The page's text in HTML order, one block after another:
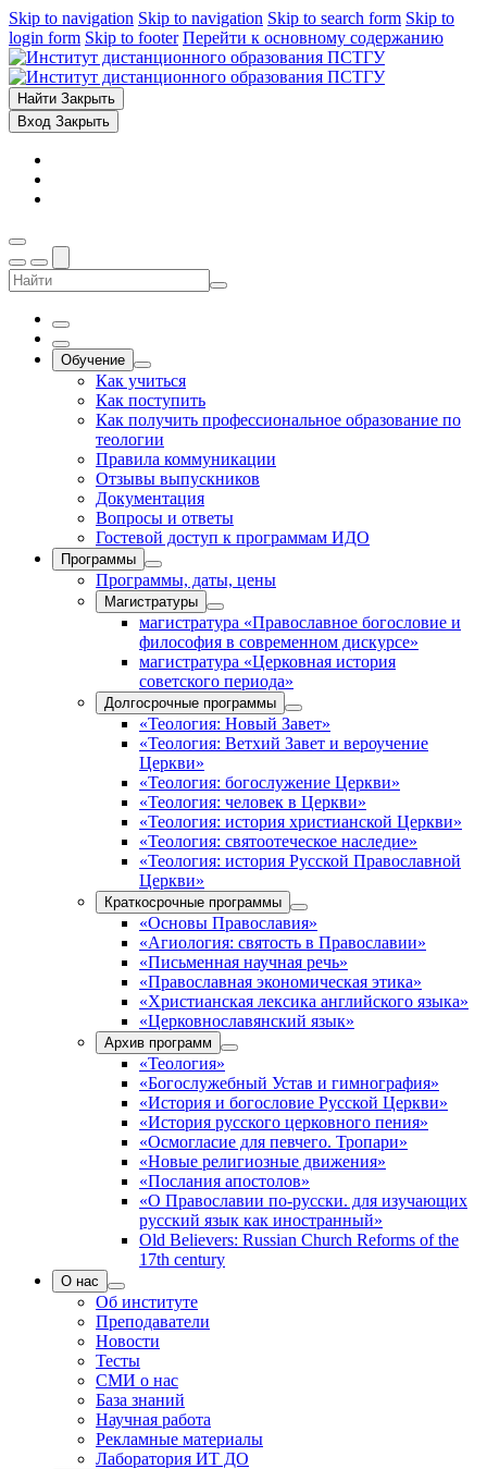
Skip to navigation Skip to navigation Skip to search form Skip to
login form Skip to footer Перейти к основному содержанию
Найти Закрыть
Вход Закрыть
Обучение
Как учиться
Как поступить
Как получить профессиональное образование по
теологии
Правила коммуникации
Отзывы выпускников
Документация
Вопросы и ответы
Гостевой доступ к программам ИДО
Программы
Программы, даты, цены
Магистратуры
магистратура «Православное богословие и
философия в современном дискурсе»
магистратура «Церковная история
советского периода»
Долгосрочные программы
«Теология: Новый Завет»
«Теология: Ветхий Завет и вероучение
Церкви»
«Теология: богослужение Церкви»
«Теология: человек в Церкви»
«Теология: история христианской Церкви»
«Теология: святоотеческое наследие»
«Теология: история Русской Православной
Церкви»
Краткосрочные программы
«Основы Православия»
«Агиология: святость в Православии»
«Письменная научная речь»
«Православная экономическая этика»
«Христианская лексика английского языка»
«Церковнославянский язык»
Архив программ
«Теология»
«Богослужебный Устав и гимнография»
«История и богословие Русской Церкви»
«История русского церковного пения»
«Осмогласие для певчего. Тропари»
«Новые религиозные движения»
«Послания апостолов»
«О Православии по-русски. для изучающих
русский язык как иностранный»
Old Believers: Russian Church Reforms of the
17th century
О нас
Об институте
Преподаватели
Новости
Тесты
СМИ о нас
База знаний
Научная работа
Рекламные материалы
Лаборатория ИТ ДО